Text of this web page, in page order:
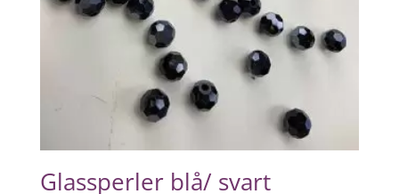
Glassperler blå/ svart